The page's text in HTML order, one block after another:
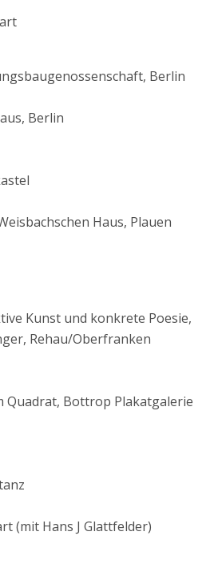
Berlin
Berlin
Haus, Plauen
Kunst und konkrete Poesie,
Rehau/Oberfranken
Quadrat, Bottrop Plakatgalerie
(mit Hans J Glattfelder)